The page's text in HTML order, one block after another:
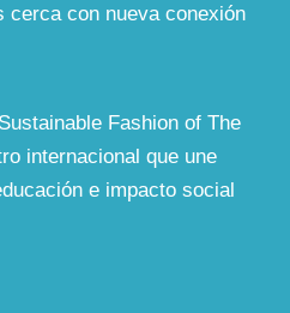
cerca con nueva conexión
Fashion of The
internacional que une
e impacto social